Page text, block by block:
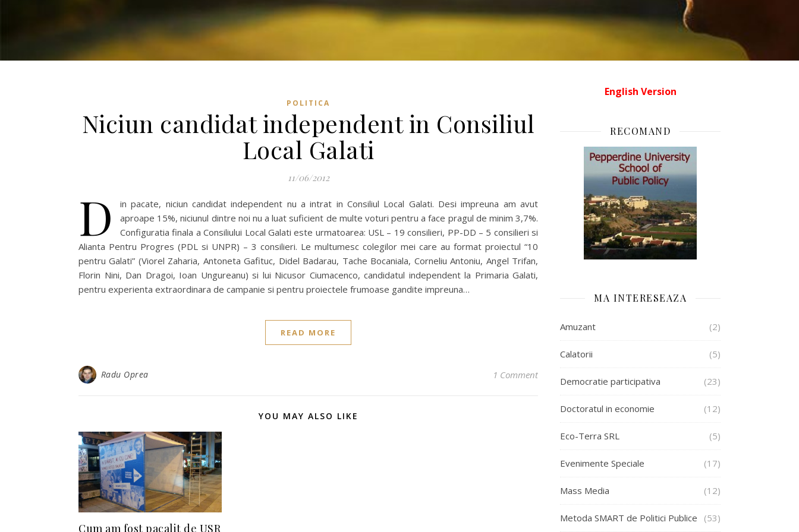
POLITICA
Niciun candidat independent in Consiliul
Local Galati
11/06/2012
D
in pacate, niciun candidat independent nu a intrat in Consiliul Local Galati. Desi impreuna am avut
aproape 15%, niciunul dintre noi nu a luat suficient de multe voturi pentru a face pragul de minim 3,7%.
Configuratia finala a Consiliului Local Galati este urmatoarea: USL – 19 consilieri, PP-DD – 5 consilieri si
Alianta Pentru Progres (PDL si UNPR) – 3 consilieri. Le multumesc colegilor mei care au format proiectul “10
pentru Galati” (Viorel Zaharia, Antoneta Gafituc, Didel Badarau, Tache Bocaniala, Corneliu Antoniu, Angel Trifan,
Florin Nini, Dan Dragoi, Ioan Ungureanu) si lui Nicusor Ciumacenco, candidatul independent la Primaria Galati,
pentru experienta extraordinara de campanie si pentru proiectele frumoase gandite impreuna…
READ MORE
Radu Oprea 1 Comment
YOU MAY ALSO LIKE
Cum am fost pacalit de USR
English Version
RECOMAND
MA INTERESEAZA
Amuzant (2)
Calatorii (5)
Democratie participativa (23)
Doctoratul in economie (12)
Eco-Terra SRL (5)
Evenimente Speciale (17)
Mass Media (12)
Metoda SMART de Politici Publice (53)